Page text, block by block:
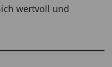
wertvoll und